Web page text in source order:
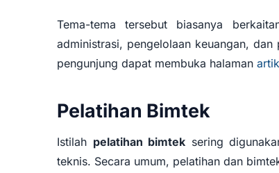
Tema-tema tersebut biasanya
administrasi, pengelolaan keuangan,
pengunjung dapat membuka halaman
Pelatihan Bimtek
Istilah pelatihan bimtek sering
teknis. Secara umum, pelatihan dan